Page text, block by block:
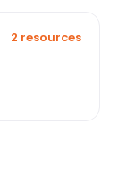
2 resources